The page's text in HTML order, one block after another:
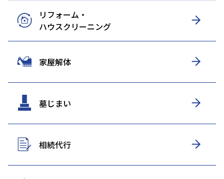
リフォーム・
ハウスクリーニング
家屋解体
墓じまい
相続代行